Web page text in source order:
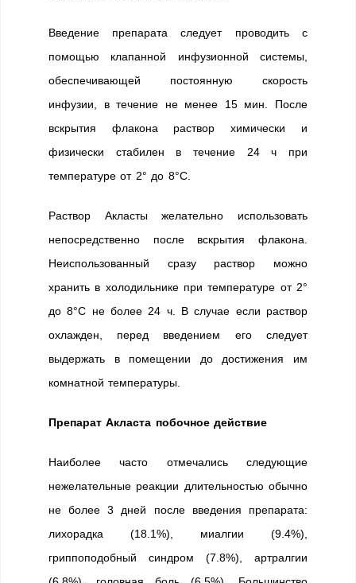
Введение препарата следует проводить с
помощью клапанной инфузионной системы,
обеспечивающей постоянную скорость
инфузии, в течение не менее 15 мин. После
вскрытия флакона раствор химически и
физически стабилен в течение 24 ч при
температуре от 2° до 8°С.
Раствор Акласты желательно использовать
непосредственно после вскрытия флакона.
Неиспользованный сразу раствор можно
хранить в холодильнике при температуре от 2°
до 8°С не более 24 ч. В случае если раствор
охлажден, перед введением его следует
выдержать в помещении до достижения им
комнатной температуры.
Препарат Акласта побочное действие
Наиболее часто отмечались следующие
нежелательные реакции длительностью обычно
не более 3 дней после введения препарата:
лихорадка (18.1%), миалгии (9.4%),
гриппоподобный синдром (7.8%), артралгии